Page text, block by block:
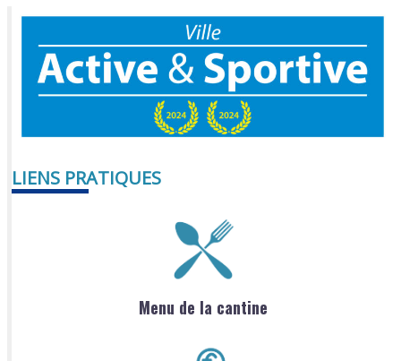
LIENS PRATIQUES
Menu de la cantine